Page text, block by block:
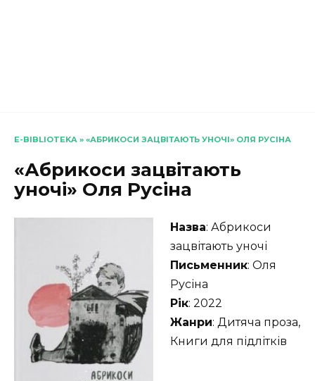
E-BIBLIOTEKA » «АБРИКОСИ ЗАЦВІТАЮТЬ УНОЧІ» ОЛЯ РУСІНА
«Абрикоси зацвітають
уночі» Оля Русіна
Назва: Абрикоси
зацвітають уночі
Письменник: Оля
Русіна
Рік: 2022
Жанри: Дитяча проза,
Книги для підлітків